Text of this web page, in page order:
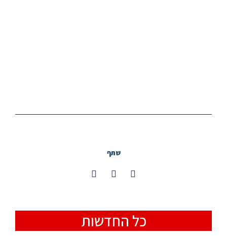
שתף
כל החדשות